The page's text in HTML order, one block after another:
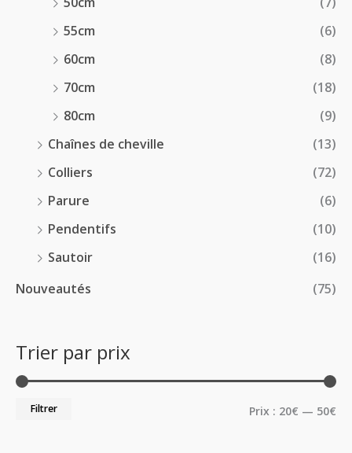
55cm
(6)
60cm
(8)
70cm
(18)
80cm
(9)
Chaînes de cheville
(13)
Colliers
(72)
Parure
(6)
Pendentifs
(10)
Sautoir
(16)
Nouveautés
(75)
Trier par prix
Filtrer Prix : 20€ — 50€